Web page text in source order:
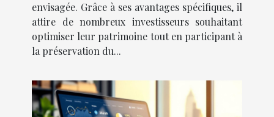
envisagée. Grâce à ses avantages spécifiques, il
attire de nombreux investisseurs souhaitant
optimiser leur patrimoine tout en participant à
la préservation du...